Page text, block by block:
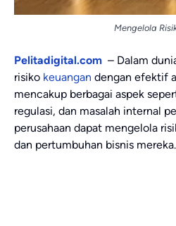
Mengelola
Pelitadigital.com – Dalam
risiko keuangan dengan efektif
mencakup berbagai aspek
regulasi, dan masalah internal
perusahaan dapat mengelola
dan pertumbuhan bisnis mereka.